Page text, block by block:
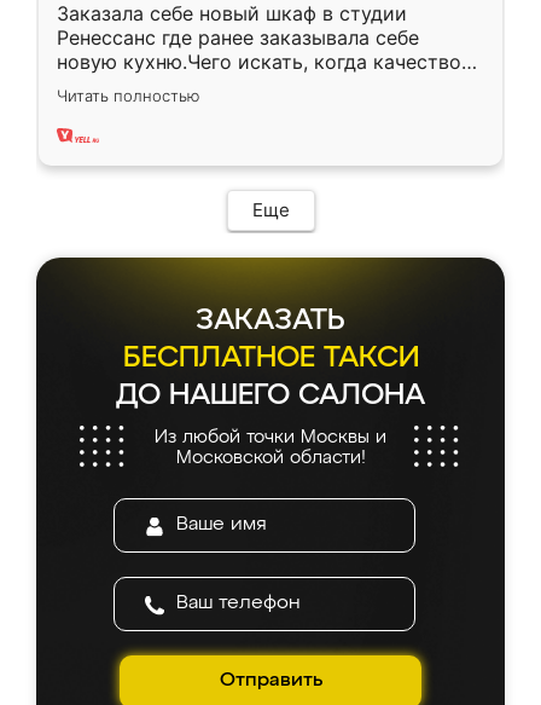
Заказала себе новый шкаф в студии
Ренессанс где ранее заказывала себе
новую кухню.Чего искать, когда качеством
вполне довольна. Служит кухня уже почти
два года, нареканий нет.
Читать полностью
Еще
ЗАКАЗАТЬ
БЕСПЛАТНОЕ ТАКСИ
ДО НАШЕГО САЛОНА
Из любой точки Москвы и
Московской области!
Отправить